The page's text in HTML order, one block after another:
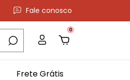
Fale conosco
0
Frete Grátis